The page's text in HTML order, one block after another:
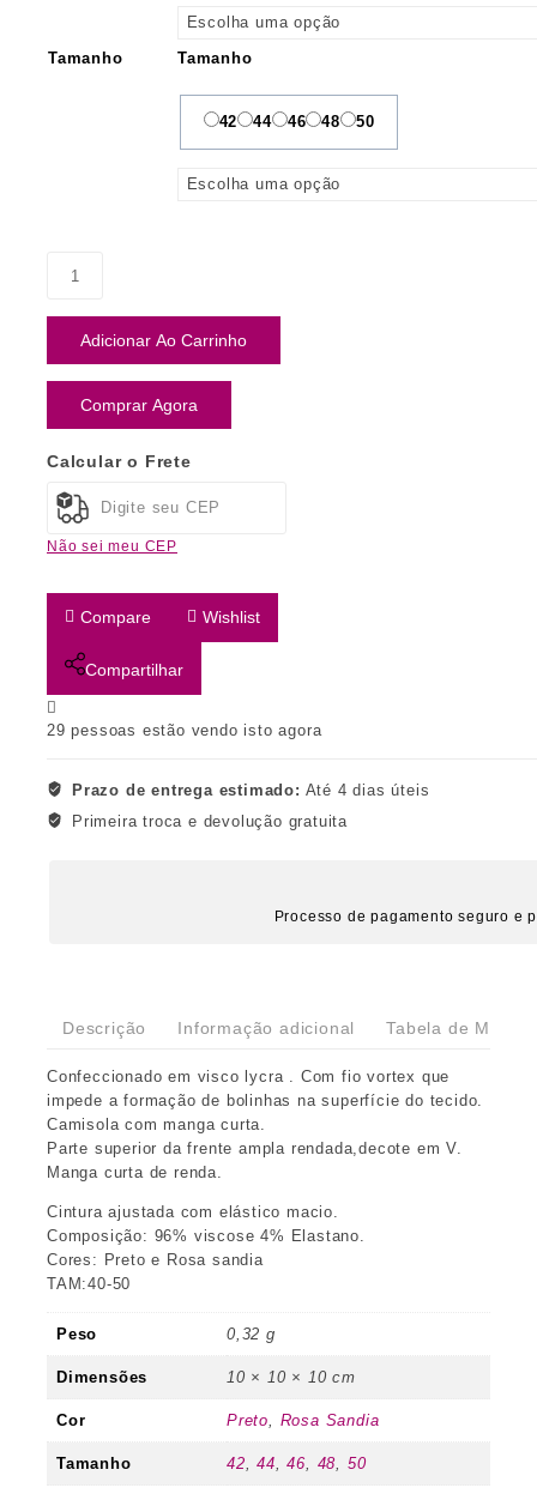
Tamanho Tamanho
42 44 46 48 50
Adicionar Ao Carrinho
Comprar Agora
Calcular o Frete
Não sei meu CEP
Compare Wishlist
Compartilhar
29 pessoas estão vendo isto agora
Prazo de entrega estimado: Até 4 dias úteis
Primeira troca e devolução gratuita
Processo de pagamento seguro e
Descrição Informação adicional Tabela de
Confeccionado em visco lycra . Com fio vortex que
impede a formação de bolinhas na superfície do tecido.
Camisola com manga curta.
Parte superior da frente ampla rendada,decote em V.
Manga curta de renda.
Cintura ajustada com elástico macio.
Composição: 96% viscose 4% Elastano.
Cores: Preto e Rosa sandia
TAM:40-50
Peso 0,32 g
Dimensões 10 × 10 × 10 cm
Cor Preto, Rosa Sandia
Tamanho 42,44,46, 48, 50